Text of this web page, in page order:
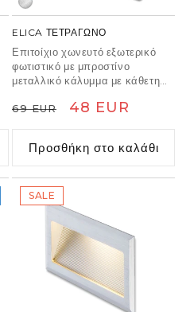
ELICA ΤΕΤΡΑΓΩΝΟ
Επιτοίχιο χωνευτό εξωτερικό
φωτιστικό με μπροστίνο
μεταλλικό κάλυμμα με κάθετη
Περιλαμβάνει κιβώτιο
Κανονική
τιμή
69 EUR
Τιμή
έκπτωσης
48 EUR
Προσθήκη στο καλάθι
SALE